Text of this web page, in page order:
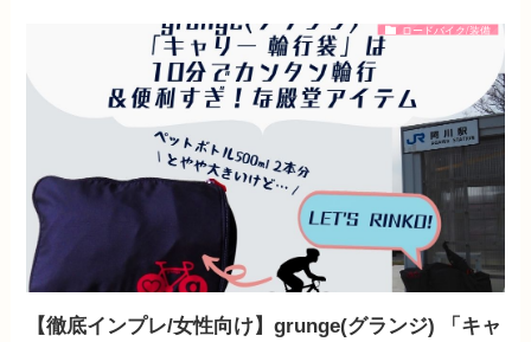
ロードバイク/装備
【徹底インプレ/女性向け】grunge(グランジ) 「キャ